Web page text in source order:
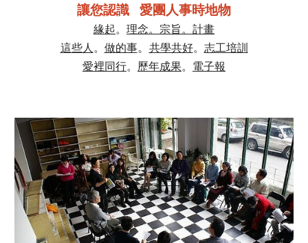
讓您認識 愛團人事時地物
緣起。 理念。宗旨。計畫
這些人。 做的事。 共學共好。 志工培訓
愛裡同行。 歷年成果。 電子報